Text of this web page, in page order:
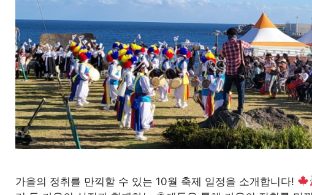
가을의 정취를 만끽할 수 있는 10월 축제 일정을 소개합니다!